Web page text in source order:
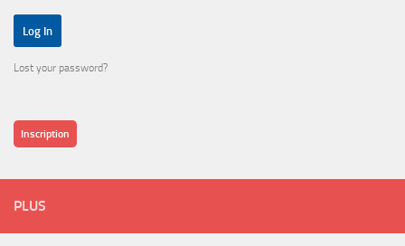
Lost your password?
Inscription
PLUS